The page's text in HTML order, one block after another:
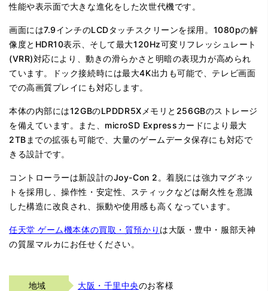
性能や表示面で大きな進化をした次世代機です。
画面には7.9インチのLCDタッチスクリーンを採用。1080pの解
像度とHDR10表示、そして最大120Hz可変リフレッシュレート
(VRR)対応により、動きの滑らかさと明暗の表現力が高められ
ています。ドック接続時には最大4K出力も可能で、テレビ画面
での高画質プレイにも対応します。
本体の内部には12GBのLPDDR5Xメモリと256GBのストレージ
を備えています。また、microSD Expressカードにより最大
2TBまでの拡張も可能で、大量のゲームデータ保存にも対応で
きる設計です。
コントローラーは新設計のJoy-Con 2。着脱には強力マグネッ
トを採用し、操作性・安定性、スティックなどは耐久性を意識
した構造に改良され、振動や使用感も高くなっています。
任天堂 ゲーム機本体の買取・質預かり は大阪・豊中・服部天神
の質屋マルカにお任せください。
地域 大阪・千里中央のお客様